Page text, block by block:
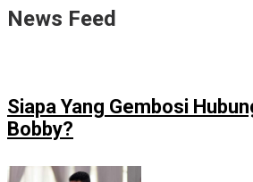
News Feed
Siapa Yang Gembosi
Bobby?